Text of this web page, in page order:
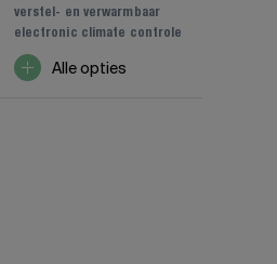
verstel- en verwarmbaar
electronic climate controle
Alle opties